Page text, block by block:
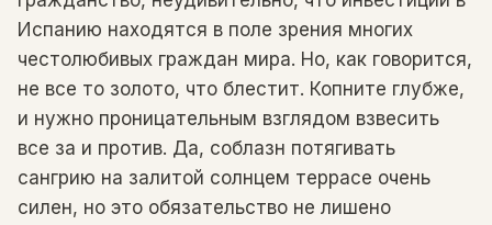
Испанию находятся в поле зрения многих
честолюбивых граждан мира. Но, как говорится,
не все то золото, что блестит. Копните глубже,
и нужно проницательным взглядом взвесить
все за и против. Да, соблазн потягивать
сангрию на залитой солнцем террасе очень
силен, но это обязательство не лишено